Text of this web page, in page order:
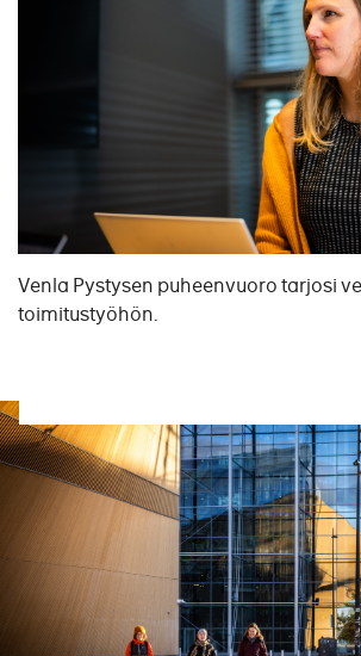
Venla Pystysen puheenvuoro tarjosi
toimitustyöhön.